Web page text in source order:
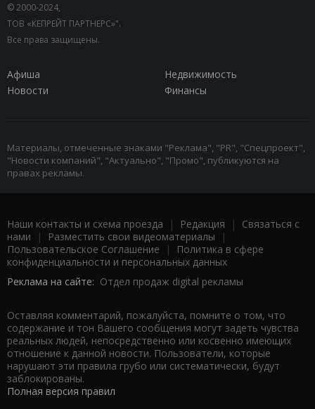
© 2000-2024,
ТОВ «КЕПРЕЙТ ПАРТНЕРС»".
Все права защищены.
Афиша
Недвижимость
Новости
Финансы
Материалы, отмеченные знаками "Реклама", "PR", "Спецпроект",
"Новости компаний", "Актуально", "Промо", публикуются на
правах рекламы.
Наши контакты и схема проезда | Редакция | Связаться с
нами | Разместить свои видеоматериалы |
Пользовательское Соглашение |
Политика в сфере
конфиденциальности и персональных данных
Реклама на сайте: Отдел продаж digital рекламы
Оставляя комментарий, пожалуйста, помните о том, что
содержание и тон Вашего сообщения могут задеть чувства
реальных людей, непосредственно или косвенно имеющих
отношение к данной новости. Пользователи, которые
нарушают эти правила грубо или систематически, будут
заблокированы.
Полная версия правил